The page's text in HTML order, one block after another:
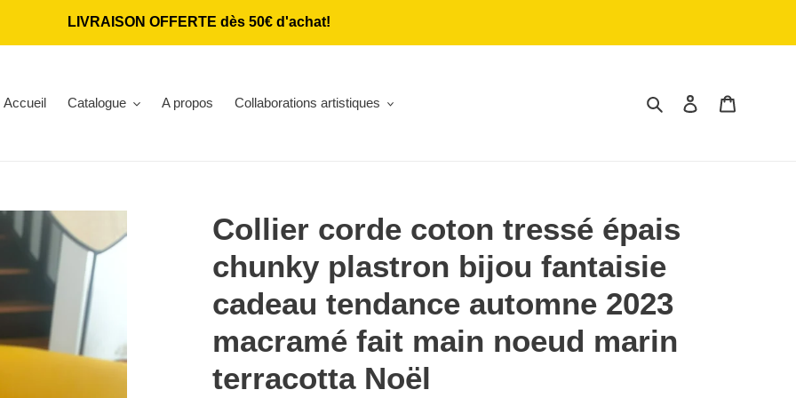
LIVRAISON OFFERTE dès 50€ d'achat!
Accueil Catalogue A propos Collaborations artistiques RechercherSe connecter
Collier corde coton tressé épais
chunky plastron bijou fantaisie
cadeau tendance automne 2023
macramé fait main noeud marin
terracotta Noël